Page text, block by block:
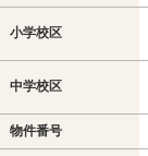
小学校区
中学校区
物件番号